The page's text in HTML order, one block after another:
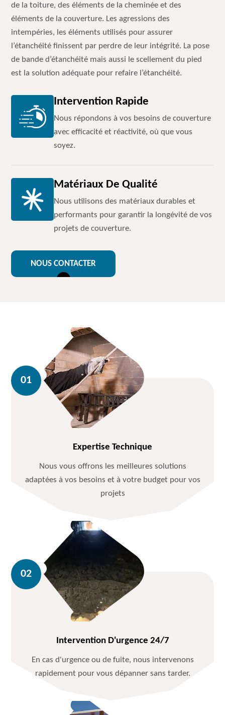
de la toiture, des éléments de la cheminée et des
éléments de la couverture. Les agressions des
intempéries, les éléments utilisés pour assurer
l’étanchéité finissent par perdre de leur intégrité. La pose
de bande d’étanchéité mais aussi le scellement du pied
est la solution adéquate pour refaire l’étanchéité.
Intervention Rapide
Nous répondons à vos besoins de couverture
avec efficacité et réactivité, où que vous
soyez.
Matériaux De Qualité
Nous utilisons des matériaux durables et
performants pour garantir la longévité de vos
projets de couverture.
NOUS CONTACTER
Expertise Technique
Nous vous offrons les meilleures solutions
adaptées à vos besoins et à votre budget pour vos
projets
Intervention D'urgence 24/7
En cas d'urgence ou de fuite, nous intervenons
rapidement pour vous dépanner sans tarder.